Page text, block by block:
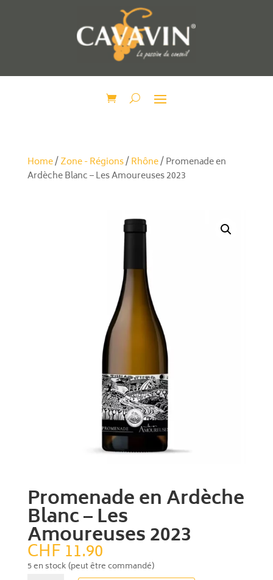
Home/Zone - Régions/Rhône/ Promenade en
Ardèche Blanc – Les Amoureuses 2023
Promenade en Ardèche
Blanc – Les
Amoureuses 2023
CHF11.90
5 en stock (peut être commandé)